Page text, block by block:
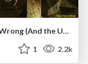
1 2.2k